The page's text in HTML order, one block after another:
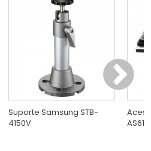
Suporte Samsung STB-
4150V